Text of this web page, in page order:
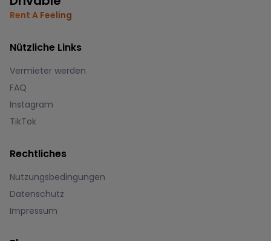
Rent A Feeling
Nützliche Links
Vermieter werden
FAQ
Instagram
TikTok
Rechtliches
Nutzungsbedingungen
Datenschutz
Impressum